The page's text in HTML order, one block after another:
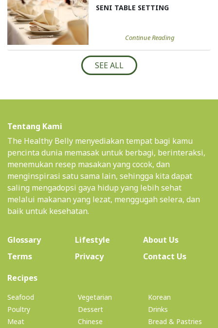
SENI TABLE SETTING
Continue Reading
SEE ALL
Tentang Kami
The Healthy Belly menyediakan tempat bagi kamu
pencinta dunia memasak untuk berbagi, berinteraksi,
menemukan resep masakan yang cocok, dan
menginspirasi satu sama lain, sehingga kita dapat
saling mengadopsi gaya hidup yang lebih sehat
melalui makanan yang lezat, menggugah selera, dan
baik untuk kesehatan.
Glossary Lifestyle About Us(current)
Terms
Privacy
Contact Us
Recipes(current)
Seafood
Poultry
Meat
Vegetarian
Dessert
Chinese
Korean
Drinks
Bread & Pastries